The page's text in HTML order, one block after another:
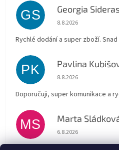
GS Georgia
Hodnocení obchodu
8.8.2026
Rychlé dodání a super zboží.
PK Pavlina
Hodnocení obchodu
8.8.2026
Doporučuji, super komunikace a
MS Marta
Hodnocení obchodu
6.8.2026